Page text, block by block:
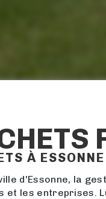
À
d'Essonne, la
et les entreprises.